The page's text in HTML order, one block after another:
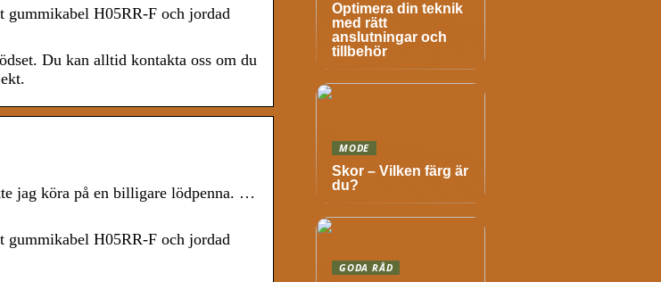
gummikabel H05RR-F och jordad
Du kan alltid kontakta oss om du
jag köra på en billigare lödpenna. …
gummikabel H05RR-F och jordad
Optimera din teknik
med rätt
anslutningar och
tillbehör
MODE
Skor – Vilken färg är
du?
GODA RÅD